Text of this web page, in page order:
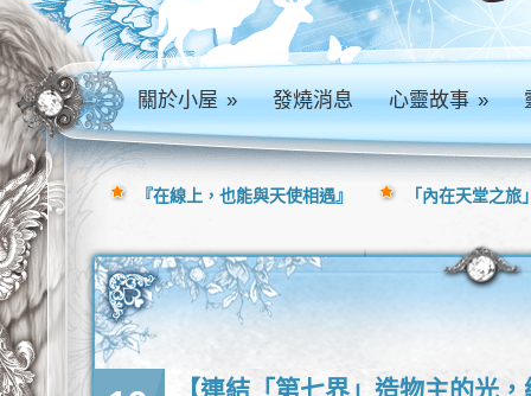
關於小屋» 發燒消息 心靈故事»
【連結「第七界」造物主的光
『在線上，也能與天使相遇』 「內在天堂之